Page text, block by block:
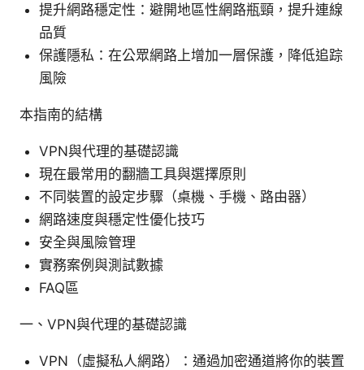
提升網路穩定性：避開地區性網路瓶頸，提升連線
品質
保護隱私：在公眾網路上增加一層保護，降低追踪
風險
本指南的結構
VPN與代理的基礎認識
現在最常用的翻牆工具與選擇原則
不同裝置的設定步驟（桌機、手機、路由器）
網路速度與穩定性優化技巧
安全與風險管理
實務案例與測試數據
FAQ區
一、VPN與代理的基礎認識
VPN（虛擬私人網路）：通過加密通道將你的裝置